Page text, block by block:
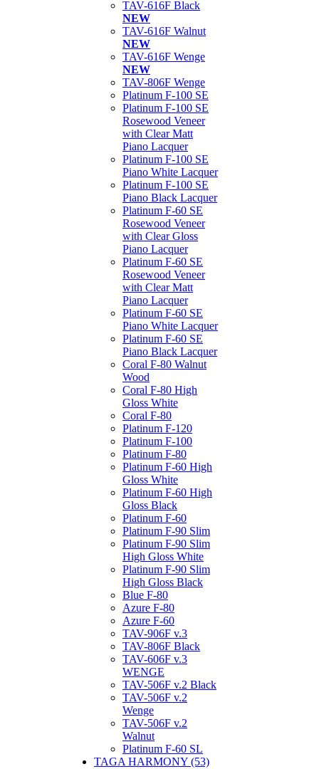
TAV-616F Black
NEW
TAV-616F Walnut
NEW
TAV-616F Wenge
NEW
TAV-806F Wenge
Platinum F-100 SE
Platinum F-100 SE
Rosewood Veneer
with Clear Matt
Piano Lacquer
Platinum F-100 SE
Piano White Lacquer
Platinum F-100 SE
Piano Black Lacquer
Platinum F-60 SE
Rosewood Veneer
with Clear Gloss
Piano Lacquer
Platinum F-60 SE
Rosewood Veneer
with Clear Matt
Piano Lacquer
Platinum F-60 SE
Piano White Lacquer
Platinum F-60 SE
Piano Black Lacquer
Coral F-80 Walnut
Wood
Coral F-80 High
Gloss White
Coral F-80
Platinum F-120
Platinum F-100
Platinum F-80
Platinum F-60 High
Gloss White
Platinum F-60 High
Gloss Black
Platinum F-60
Platinum F-90 Slim
Platinum F-90 Slim
High Gloss White
Platinum F-90 Slim
High Gloss Black
Blue F-80
Azure F-80
Azure F-60
TAV-906F v.3
TAV-806F Black
TAV-606F v.3
WENGE
TAV-506F v.2 Black
TAV-506F v.2
Wenge
TAV-506F v.2
Walnut
Platinum F-60 SL
TAGA HARMONY (53)